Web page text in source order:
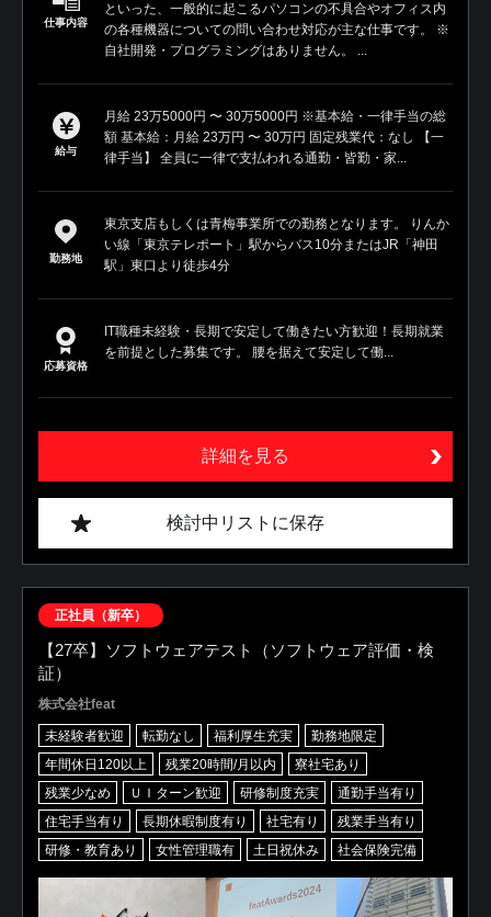
仕事内容
といった、一般的に起こるパソコンの不具合やオフィス内
の各種機器についての問い合わせ対応が主な仕事です。 ※
自社開発・プログラミングはありません。 ...
給与
月給 23万5000円 〜 30万5000円 ※基本給・一律手当の総
額 基本給：月給 23万円 〜 30万円 固定残業代：なし 【一
律手当】 全員に一律で支払われる通勤・皆勤・家...
勤務地
東京支店もしくは青梅事業所での勤務となります。 りんか
い線「東京テレポート」駅からバス10分またはJR「神田
駅」東口より徒歩4分
応募資格
IT職種未経験・長期で安定して働きたい方歓迎！長期就業
を前提とした募集です。 腰を据えて安定して働...
詳細を見る
検討中リストに保存
正社員（新卒）
【27卒】ソフトウェアテスト（ソフトウェア評価・検
証）
株式会社feat
未経験者歓迎 転勤なし 福利厚生充実
勤務地限定
年間休日120以上
残業20時間/月以内
寮社宅あり
残業少なめ
ＵＩターン歓迎 研修制度充実
通勤手当有り
住宅手当有り
長期休暇制度有り 社宅有り
残業手当有り
研修・教育あり
女性管理職有 土日祝休み 社会保険完備